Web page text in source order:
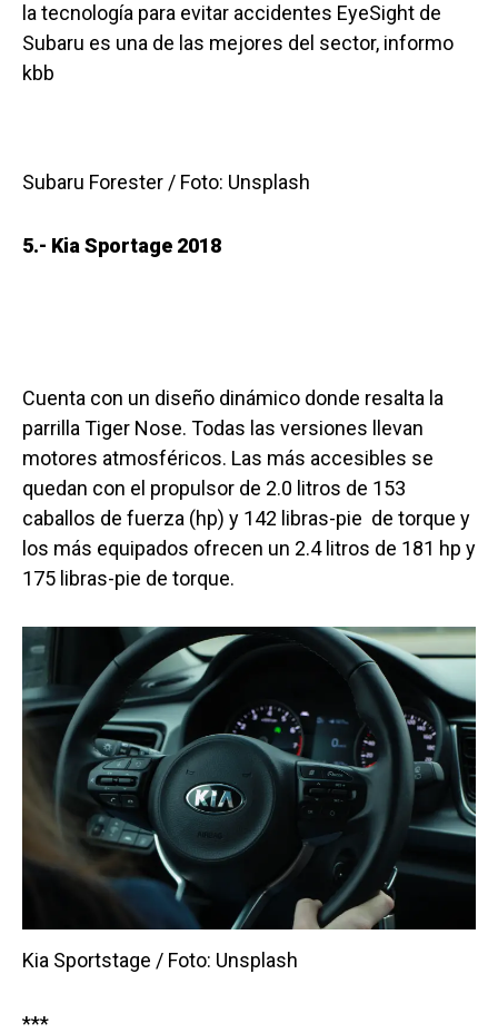
la tecnología para evitar accidentes EyeSight de
Subaru es una de las mejores del sector, informo
kbb
Subaru Forester / Foto: Unsplash
5.- Kia Sportage 2018
Cuenta con un diseño dinámico donde resalta la
parrilla Tiger Nose. Todas las versiones llevan
motores atmosféricos. Las más accesibles se
quedan con el propulsor de 2.0 litros de 153
caballos de fuerza (hp) y 142 libras-pie de torque y
los más equipados ofrecen un 2.4 litros de 181 hp y
175 libras-pie de torque.
Kia Sportstage / Foto: Unsplash
***